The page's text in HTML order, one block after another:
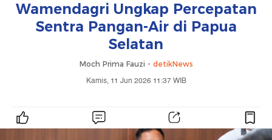
Wamendagri Ungkap Percepatan
Sentra Pangan-Air di Papua
Selatan
Moch Prima Fauzi - detikNews
Kamis, 11 Jun 2026 11:37 WIB